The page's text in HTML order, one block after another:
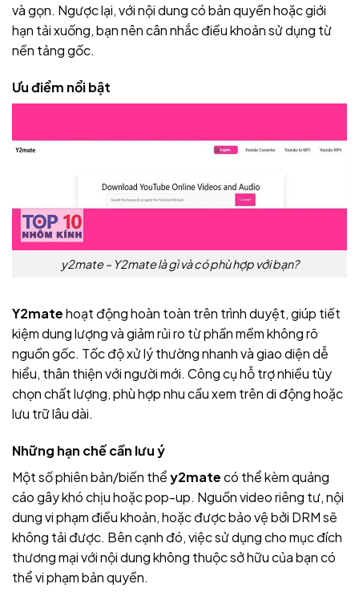
và gọn. Ngược lại, với nội dung có bản quyền hoặc giới
hạn tải xuống, bạn nên cân nhắc điều khoản sử dụng từ
nền tảng gốc.
Ưu điểm nổi bật
y2mate – Y2mate là gì và có phù hợp với bạn?
Y2matehoạt động hoàn toàn trên trình duyệt, giúp tiết
kiệm dung lượng và giảm rủi ro từ phần mềm không rõ
nguồn gốc. Tốc độ xử lý thường nhanh và giao diện dễ
hiểu, thân thiện với người mới. Công cụ hỗ trợ nhiều tùy
chọn chất lượng, phù hợp nhu cầu xem trên di động hoặc
lưu trữ lâu dài.
Những hạn chế cần lưu ý
Một số phiên bản/biến thểy2matecó thể kèm quảng
cáo gây khó chịu hoặc pop-up. Nguồn video riêng tư, nội
dung vi phạm điều khoản, hoặc được bảo vệ bởi DRM sẽ
không tải được. Bên cạnh đó, việc sử dụng cho mục đích
thương mại với nội dung không thuộc sở hữu của bạn có
thể vi phạm bản quyền.